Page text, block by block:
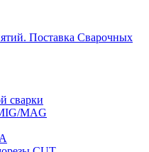
Поставка Сварочных
сварки
MAG